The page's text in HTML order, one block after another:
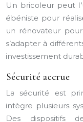
Un bricoleur peut
ébéniste pour
un rénovateur
s’adapter à
investissement
Sécurité accrue
La sécurité est
intègre plusieurs
Des dispositifs